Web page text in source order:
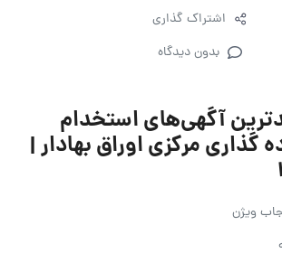
اشتراک گذاری
بدون دیدگاه
آگهی‌های استخدام
مرکزی اوراق بهادار |
ویژن